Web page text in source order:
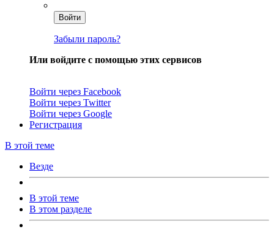
Войти
Забыли пароль?
Или войдите с помощью этих сервисов
Войти через Facebook
Войти через Twitter
Войти через Google
Регистрация
В этой теме
Везде
В этой теме
В этом разделе